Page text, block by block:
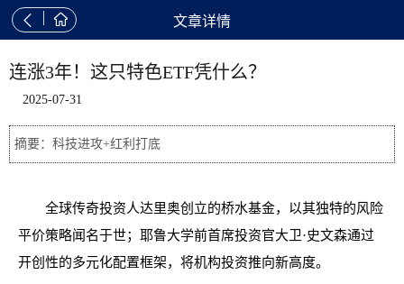
  文章详情
连涨3年！这只特色ETF凭什么？
2025-07-31
摘要：科技进攻+红利打底
全球传奇投资人达里奥创立的桥水基金，以其独特的风险
平价策略闻名于世；耶鲁大学前首席投资官大卫·史文森通过
开创性的多元化配置框架，将机构投资推向新高度。